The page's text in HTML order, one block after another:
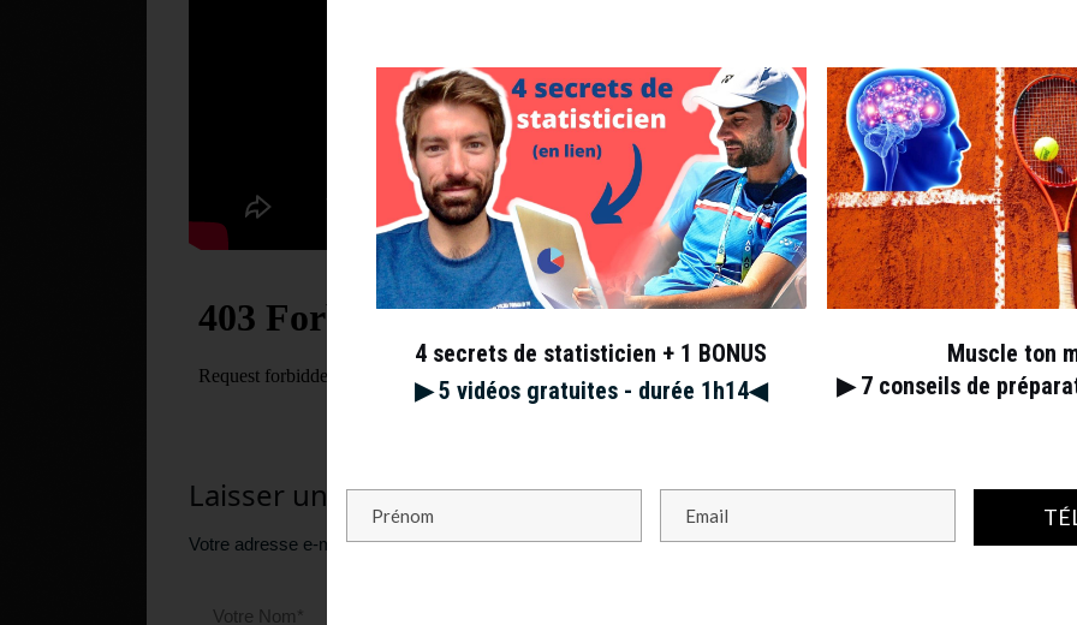
Laisser un commentaire
Votre adresse e-mail ne sera pas publiée. Les champs obligatoires sont indiqués avec*
4 secrets de statisticien + 1 BONUS
▶︎ 5 vidéos gratuites - durée 1h14◀︎
Muscle ton
▶︎ 7 conseils de